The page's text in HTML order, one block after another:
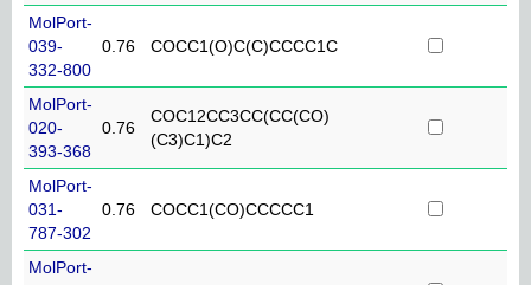
MolPort-
039-
332-800
0.76 COCC1(O)C(C)CCCC1C
MolPort-
020-
393-368
0.76
COC12CC3CC(CC(CO)
(C3)C1)C2
MolPort-
031-
787-302
0.76 COCC1(CO)CCCCC1
MolPort-